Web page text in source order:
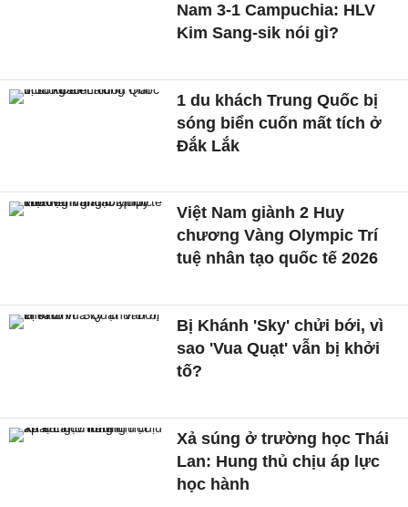
Nam 3-1 Campuchia: HLV
Kim Sang-sik nói gì?
1 du khách Trung Quốc bị
sóng biển cuốn mất tích ở
Đắk Lắk
Việt Nam giành 2 Huy
chương Vàng Olympic Trí
tuệ nhân tạo quốc tế 2026
Bị Khánh 'Sky' chửi bới, vì
sao 'Vua Quạt' vẫn bị khởi
tố?
Xả súng ở trường học Thái
Lan: Hung thủ chịu áp lực
học hành